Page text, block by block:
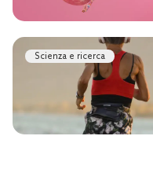
Scienza e ricerca